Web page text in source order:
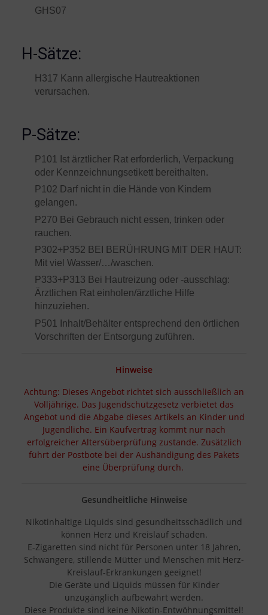
GHS07
H-Sätze:
H317 Kann allergische Hautreaktionen
verursachen.
P-Sätze:
P101 Ist ärztlicher Rat erforderlich, Verpackung
oder Kennzeichnungsetikett bereithalten.
P102 Darf nicht in die Hände von Kindern
gelangen.
P270 Bei Gebrauch nicht essen, trinken oder
rauchen.
P302+P352 BEI BERÜHRUNG MIT DER HAUT:
Mit viel Wasser/…/waschen.
P333+P313 Bei Hautreizung oder -ausschlag:
Ärztlichen Rat einholen/ärztliche Hilfe
hinzuziehen.
P501 Inhalt/Behälter entsprechend den örtlichen
Vorschriften der Entsorgung zuführen.
Hinweise
Achtung: Dieses Angebot richtet sich ausschließlich an
Volljährige. Das Jugendschutzgesetz verbietet das
Angebot und die Abgabe dieses Artikels an Kinder und
Jugendliche. Ein Kaufvertrag kommt nur nach
erfolgreicher Altersüberprüfung zustande. Zusätzlich
führt der Postbote bei der Aushändigung des Pakets
eine Überprüfung durch.
Gesundheitliche Hinweise
Nikotinhaltige Liquids sind gesundheitsschädlich und
können Herz und Kreislauf schaden.
E-Zigaretten sind nicht für Personen unter 18 Jahren,
Schwangere, stillende Mütter und Menschen mit Herz-
Kreislauf-Erkrankungen geeignet!
Die Geräte und Liquids müssen für Kinder
unzugänglich aufbewahrt werden.
Diese Produkte sind keine Nikotin-Entwöhnungsmittel!